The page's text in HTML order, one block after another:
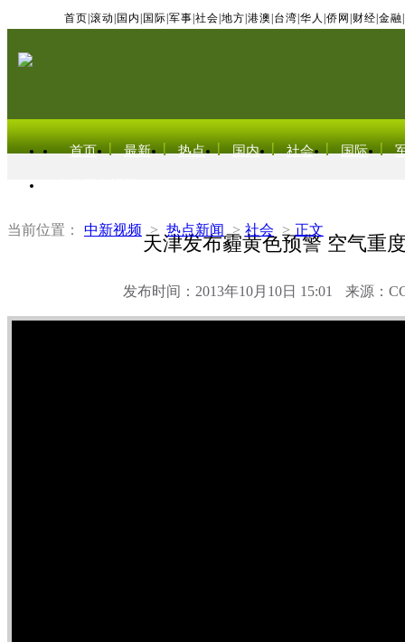
首页 滚动 国内 国际 军事 社会 地方 港澳 台湾 华人 侨网 财经 金融
首页 最新 热点 国内 社会 国际
当前位置： 中新视频 > 热点新闻 > 社会 > 正文
天津发布霾黄色预警 空气重
发布时间：2013年10月10日 15:01 来源：